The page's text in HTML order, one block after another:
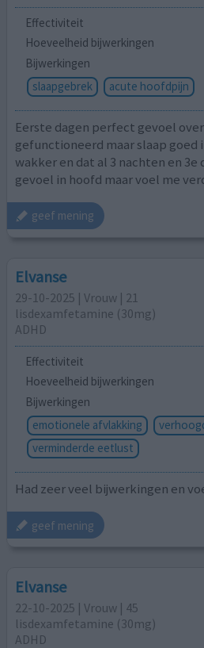
Effectiviteit
Hoeveelheid bijwerkingen
Bijwerkingen
slaapgebrek
acute hoofdpijn
Eerste dagen perfect gevoel
gefunctioneerd maar slaap goed
wakker en dat al 3 nachten en 3e
gevoel in hoofd maar voel me
geef mening
Elvanse
29-10-2025 | Vrouw | 21
lisdexamfetamine (30mg)
ADHD
Effectiviteit
Hoeveelheid bijwerkingen
Bijwerkingen
emotionele afvlakking
verminderde eetlust
Had zeer veel bijwerkingen en
geef mening
Elvanse
22-10-2025 | Vrouw | 45
lisdexamfetamine (30mg)
ADHD